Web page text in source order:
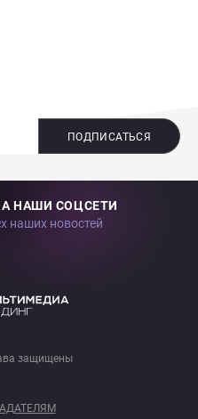
ПОДПИСАТЬСЯ
НАШИ СОЦСЕТИ
наших новостей
защищены